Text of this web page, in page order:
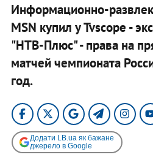
Информационно-
MSN купил у Tvscope -
"НТВ-Плюс" - права на
матчей чемпионата
год.
Додати LB.ua як бажане
джерело в Google